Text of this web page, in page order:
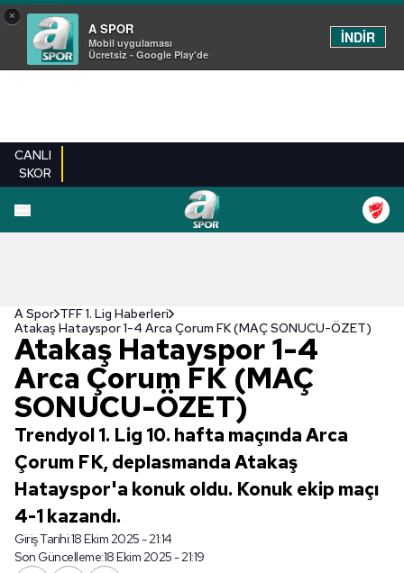
×
A SPOR
Mobil uygulaması
Ücretsiz - Google Play'de
İNDİR
CANLI
SKOR
A Spor TFF 1. Lig Haberleri
Atakaş Hatayspor 1-4 Arca Çorum FK (MAÇ SONUCU-ÖZET)
Atakaş Hatayspor 1-4
Arca Çorum FK (MAÇ
SONUCU-ÖZET)
Trendyol 1. Lig 10. hafta maçında Arca
Çorum FK, deplasmanda Atakaş
Hatayspor'a konuk oldu. Konuk ekip maçı
4-1 kazandı.
Giriş Tarihi:18 Ekim 2025 - 21:14
Son Güncelleme:18 Ekim 2025 - 21:19